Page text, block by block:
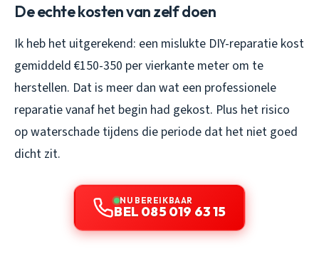
De echte kosten van zelf doen
Ik heb het uitgerekend: een mislukte DIY-reparatie kost
gemiddeld €150-350 per vierkante meter om te
herstellen. Dat is meer dan wat een professionele
reparatie vanaf het begin had gekost. Plus het risico
op waterschade tijdens die periode dat het niet goed
dicht zit.
NU BEREIKBAAR
BEL 085 019 63 15